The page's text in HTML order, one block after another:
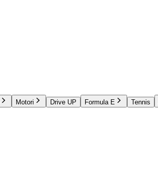
Motori Drive UP Formula E Tennis